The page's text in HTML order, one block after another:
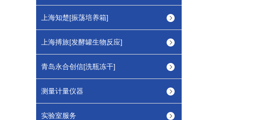
上海知楚[振荡培养箱]
上海搏旅[发酵罐生物反应]
青岛永合创信[洗瓶冻干]
测量计量仪器
实验室服务